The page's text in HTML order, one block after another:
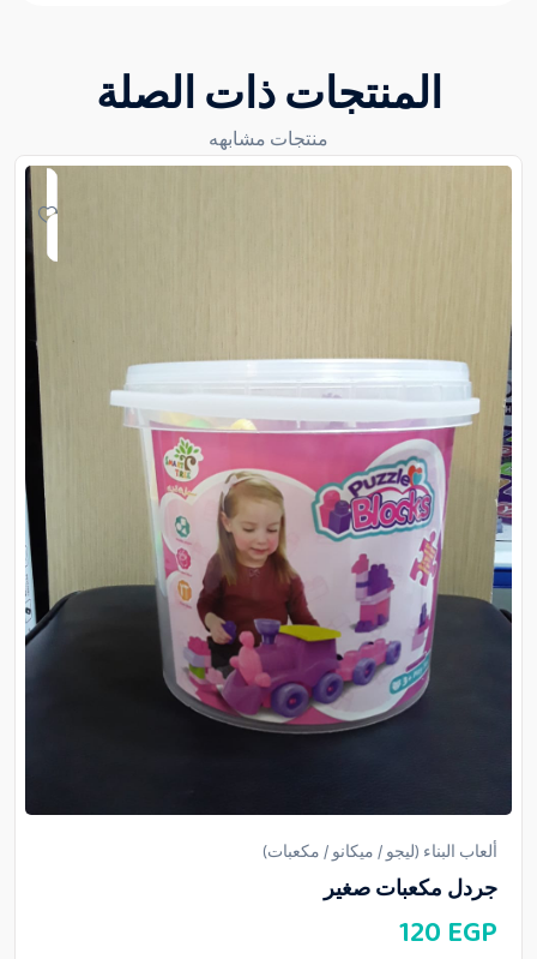
المنتجات ذات الصلة
منتجات مشابهه
ألعاب البناء (ليجو / ميكانو / مكعبات)
جردل مكعبات صغير
120 EGP